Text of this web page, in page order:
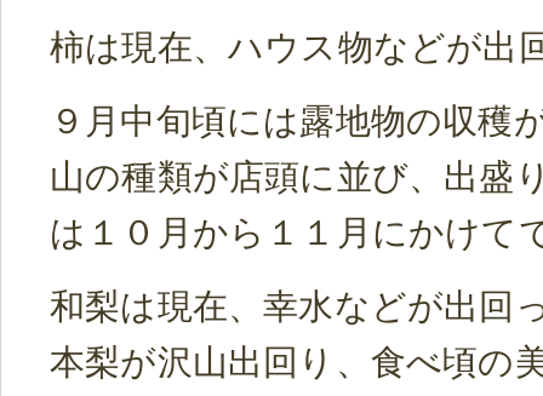
柿は現在、ハウス物などが出
９月中旬頃には露地物の収穫
山の種類が店頭に並び、出盛
は１０月から１１月にかけて
和梨は現在、幸水などが出回
本梨が沢山出回り、食べ頃の